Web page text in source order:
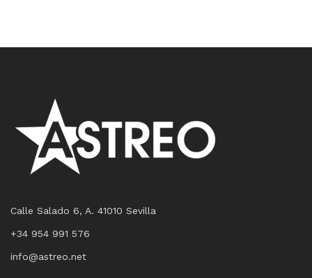
Calle Salado 6, A. 41010 Sevilla
+34 954 991 576
info@astreo.net